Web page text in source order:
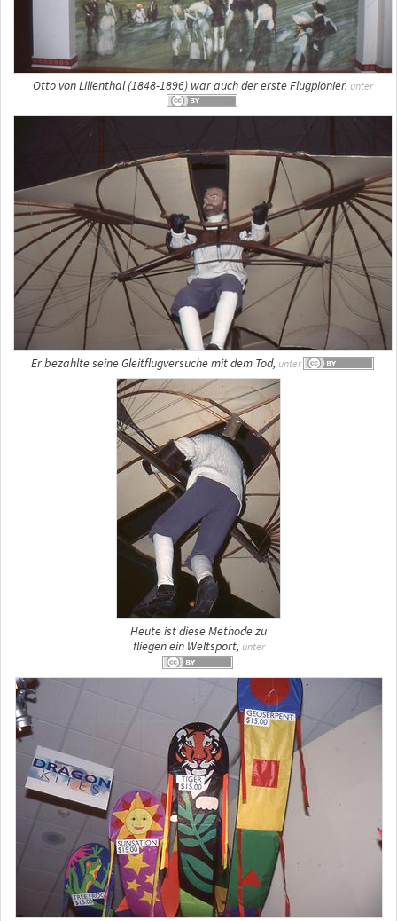
Otto von Lilienthal (1848-1896) war auch der erste Flugpionier, unter
Er bezahlte seine Gleitflugversuche mit dem Tod, unter
Heute ist diese Methode zu
fliegen ein Weltsport, unter